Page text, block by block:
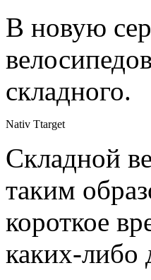
В новую
складного.
Nativ Ttarget
Складной
таким
короткое
каких-либо